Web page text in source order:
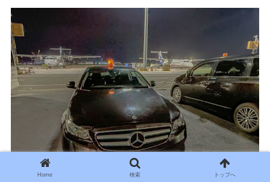
Home 検索 トップへ